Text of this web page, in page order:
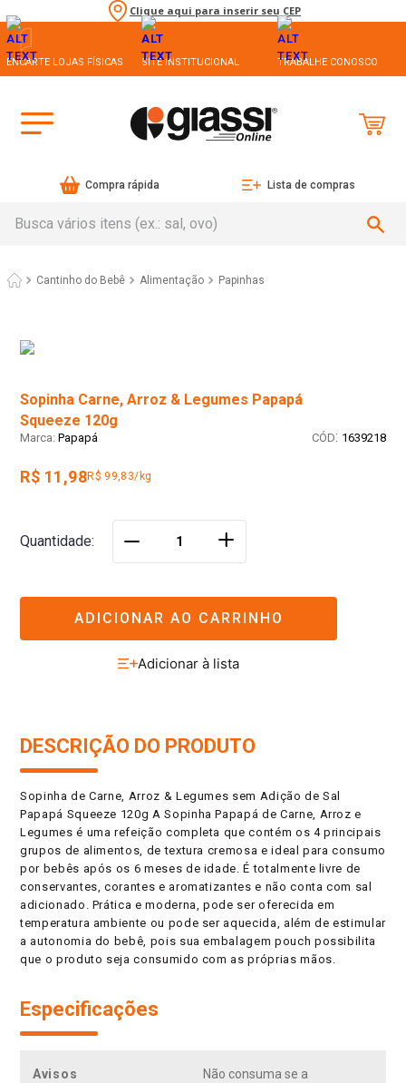
Clique aqui para inserir seu CEP
ENCARTE LOJAS FÍSICAS SITE INSTITUCIONAL TRABALHE CONOSCO
Compra rápida Lista de compras
Cantinho do Bebê Alimentação Papinhas
Sopinha Carne, Arroz & Legumes Papapá
Squeeze 120g
Papapá : 1639218
R$ 11,98R$ 99,83/kg
Quantidade ＋
ADICIONAR AO CARRINHO
DESCRIÇÃO DO PRODUTO
Sopinha de Carne, Arroz & Legumes sem Adição de Sal
Papapá Squeeze 120g A Sopinha Papapá de Carne, Arroz e
Legumes é uma refeição completa que contém os 4 principais
grupos de alimentos, de textura cremosa e ideal para consumo
por bebês após os 6 meses de idade. É totalmente livre de
conservantes, corantes e aromatizantes e não conta com sal
adicionado. Prática e moderna, pode ser oferecida em
temperatura ambiente ou pode ser aquecida, além de estimular
a autonomia do bebê, pois sua embalagem pouch possibilita
que o produto seja consumido com as próprias mãos.
Especificações
Avisos
Não consuma se a